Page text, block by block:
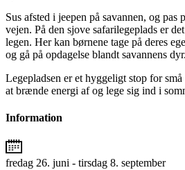
Sus afsted i jeepen på savannen, og pas
vejen. På den sjove safarilegeplads er
legen. Her kan børnene tage på deres
og gå på opdagelse blandt savannens dyr.
Legepladsen er et hyggeligt stop for
at brænde energi af og lege sig ind i
Information
fredag 26. juni - tirsdag 8. september